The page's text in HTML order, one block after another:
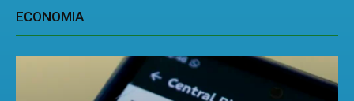
ECONOMIA